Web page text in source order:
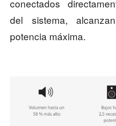
conectados
del sistema,
potencia máxima.